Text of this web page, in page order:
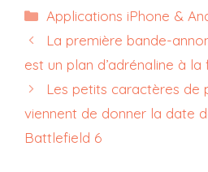
Catégories
Applications iPhone &
La première bande-
est un plan d’adrénaline à la
Les petits caractères de
viennent de donner la date
Battlefield 6